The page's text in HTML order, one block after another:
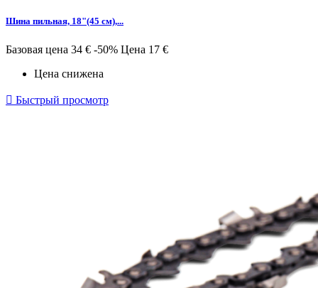
Шина пильная, 18"(45 см),...
Базовая цена 34 € -50% Цена 17 €
Цена снижена
 Быстрый просмотр